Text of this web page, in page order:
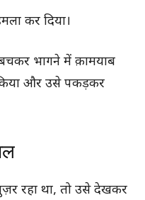
कर दिया।
भागने में क़ामयाब
और उसे पकड़कर
रहा था, तो उसे देखकर